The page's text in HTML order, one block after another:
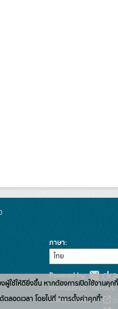
ภาษา
Powered by:
สนับสนุนระบบ Thai-
เว็บไซต์ที่เกี่ยวข้อง:
ผู้ใช้ให้ดียิ่งขึ้น หากต้องการเปิดใช้งานคุ
ลอดเวลา โดยไปที่ "การตั้งค่าคุกกี้"